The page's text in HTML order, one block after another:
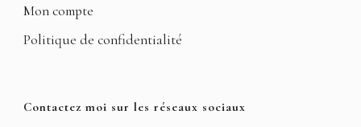
Mon compte
Politique de confidentialité
Contactez moi sur les réseaux sociaux